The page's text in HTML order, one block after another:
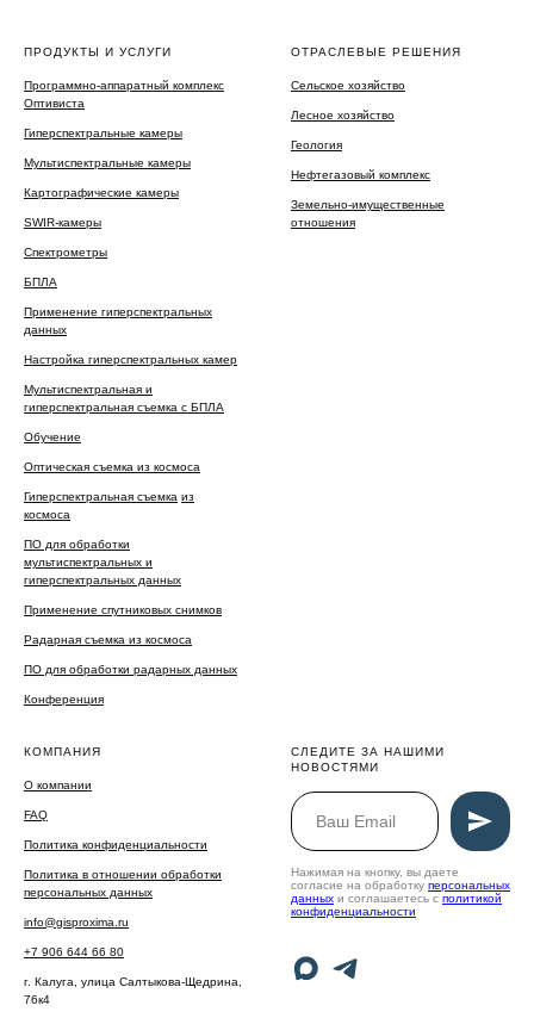
ПРОДУКТЫ И УСЛУГИ
Программно-аппаратный комплекс
Оптивиста
Гиперспектральные камеры
Мультиспектральные камеры
Картографические камеры
SWIR-камеры
Спектрометры
БПЛА
Применение гиперспектральных
данных
Настройка гиперспектральных камер
Мультиспектральная и
гиперспектральная съемка с БПЛА
Обучение
Оптическая съемка из космоса
Гиперспектральная съемка из
космоса
ПО для обработки
мультиспектральных и
гиперспектральных данных
Применение спутниковых снимков
Радарная съемка из космоса
ПО для обработки радарных данных
Конференция
ОТРАСЛЕВЫЕ РЕШЕНИЯ
Сельское хозяйство
Лесное хозяйство
Геология
Нефтегазовый комплекс
Земельно-имущественные
отношения
КОМПАНИЯ
О компании
FAQ
Политика конфиденциальности
Политика в отношении обработки
персональных данных
info@gisproxima.ru
+7 906 644 66 80
г. Калуга, улица Салтыкова-Щедрина,
76к4
СЛЕДИТЕ ЗА НАШИМИ
НОВОСТЯМИ
Нажимая на кнопку, вы даете
согласие на обработку персональных
данных и соглашаетесь c политикой
конфиденциальности